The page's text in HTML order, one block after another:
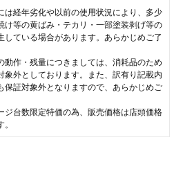
は経年劣化や以前の使用状況により、多少
け等の黄ばみ・テカリ・一部塗装剥げ等の
している場合があります。あらかじめご了
作・残量につきましては、消耗品のため
象外としております。また、訳有り記載内
保証対象外となりますので、あらかじめご
ジ台数限定特価の為、販売価格は店頭価格